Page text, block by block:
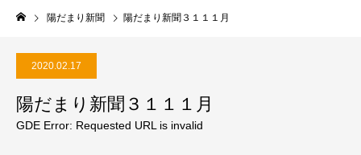
陽だまり新聞 陽だまり新聞３１１１月
2020.02.17
陽だまり新聞３１１１月
GDE Error: Requested URL is invalid